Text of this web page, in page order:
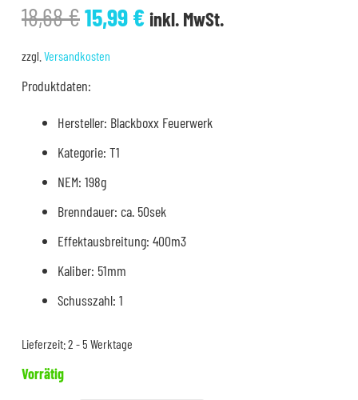
18,68€Ursprünglicher
Preis
war:
18,68 €
15,99€Aktueller
inkl. MwSt.
zzgl. Versandkosten
Produktdaten:
Hersteller: Blackboxx Feuerwerk
Kategorie: T1
NEM: 198g
Brenndauer: ca. 50sek
Effektausbreitung: 400m3
Kaliber: 51mm
Schusszahl: 1
Lieferzeit:2 - 5 Werktage
Vorrätig